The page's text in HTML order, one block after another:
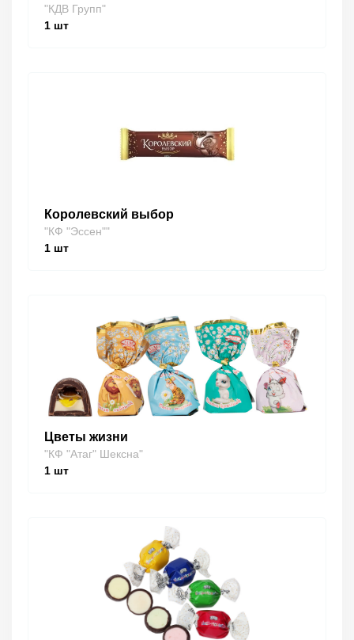
"КДВ Групп"
1 шт
Королевский выбор
"КФ "Эссен""
1 шт
Цветы жизни
"КФ "Атаг" Шексна"
1 шт